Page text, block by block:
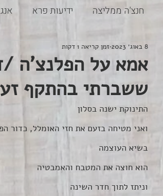
חנצ'ה ממליצה ידיעות פרא
אמא על הפלנצ'ה /
ששברתי בהתקף
8 באוג׳ 2023 זמן קריאה 1 דקות
התינוקת ישנה בסלון
ואני מטיחה בזעם את חזי האומלל, כדור
בשיא העוצמה
הוא חוצה את המטבח והאמבטיה
וניתז לתוך חדר השינה